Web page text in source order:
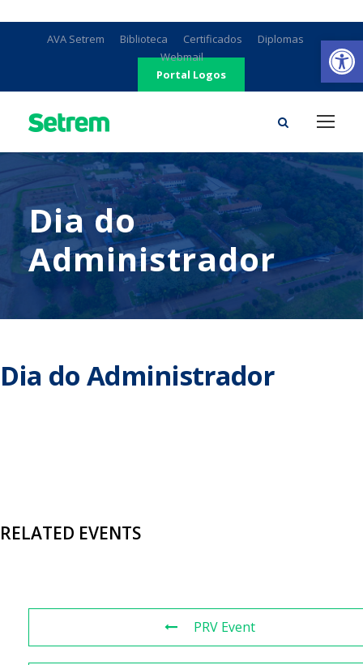
AVA Setrem Biblioteca Certificados
Diplomas
Webmail
Portal Logos
Dia do
Administrador
Dia do Administrador
RELATED EVENTS
PRV Event